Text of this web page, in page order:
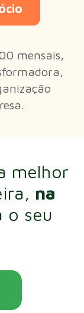
mensais,
melhor
na
o seu